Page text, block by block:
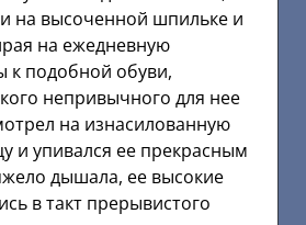
на высоченной шпильке и
на ежедневную
к подобной обуви,
непривычного для нее
на изнасилованную
и упивался ее прекрасным
дышала, ее высокие
в такт прерывистого